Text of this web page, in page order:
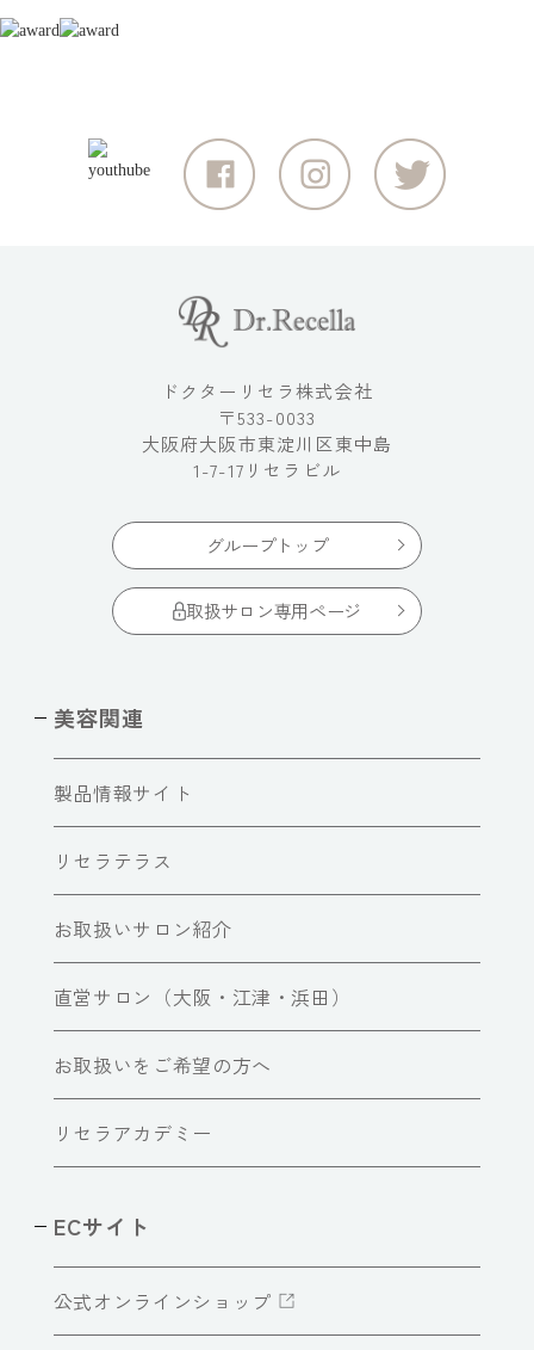
ドクターリセラ株式会社
〒533-0033
大阪府大阪市東淀川区東中島
1-7-17リセラビル
グループトップ
取扱サロン専用ページ
美容関連
製品情報サイト
リセラテラス
お取扱いサロン紹介
直営サロン（大阪・江津・浜田）
お取扱いをご希望の方へ
リセラアカデミー
ECサイト
公式オンラインショップ